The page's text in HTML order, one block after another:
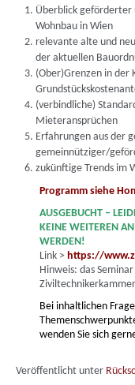
Überblick
Wohnbau in Wien
relevante alte und
der aktuellen
(Ober)Grenzen in der
(verbindliche)
Mieteransprüchen
Erfahrungen aus der
gemeinnütziger/
zukünftige Trends im
Programm siehe
AUSGEBUCHT –
KEINE WEITEREN
WERDEN!
Link > https://
Hinweis: das
Bei inhaltlichen
wenden Sie sich
Veröffentlicht unter